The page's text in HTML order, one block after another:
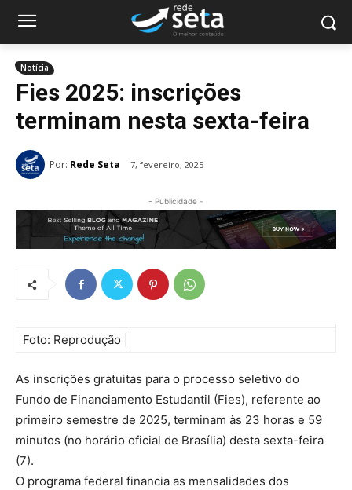
Notícia
Fies 2025: inscrições
terminam nesta sexta-feira
Por: Rede Seta 7, fevereiro, 2025
- Publicidade -
Foto: Reprodução |
As inscrições gratuitas para o processo seletivo do
Fundo de Financiamento Estudantil (Fies), referente ao
primeiro semestre de 2025, terminam às 23 horas e 59
minutos (no horário oficial de Brasília) desta sexta-feira
(7).
O programa federal financia as mensalidades dos